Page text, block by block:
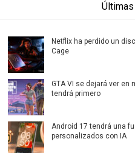
Netflix ha perdido un
Cage
GTA VI se dejará ver en
tendrá primero
Android 17 tendrá una
personalizados con IA